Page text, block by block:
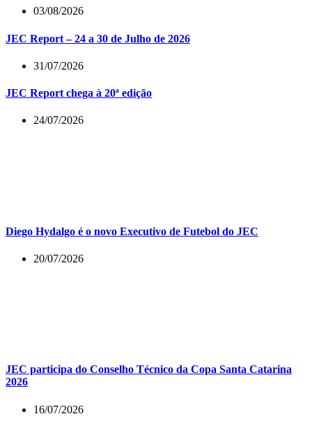
03/08/2026
JEC Report – 24 a 30 de Julho de 2026
31/07/2026
JEC Report chega à 20ª edição
24/07/2026
Diego Hydalgo é o novo Executivo de Futebol do JEC
20/07/2026
JEC participa do Conselho Técnico da Copa Santa Catarina
2026
16/07/2026